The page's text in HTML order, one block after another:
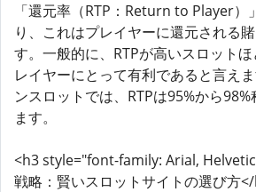
「還元率（RTP：Return to Player）
り、これはプレイヤーに還元される
す。一般的に、RTPが高いスロット
レイヤーにとって有利であると言え
ンスロットでは、RTPは95%から
ます。
<h3 style="font-family: Arial,
戦略：賢いスロットサイトの選び方